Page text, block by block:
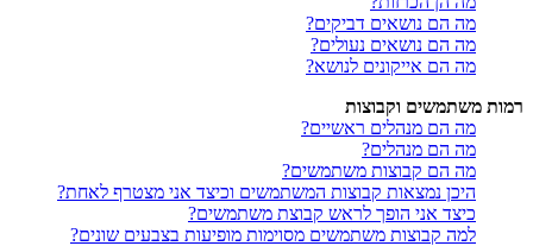
מה הם נושאים דביקים?
מה הם נושאים נעולים?
מה הם אייקונים לנושא?
רמות משתמשים וקבוצות
מה הם מנהלים ראשיים?
מה הם מנהלים?
מה הם קבוצות משתמשים?
היכן נמצאות קבוצות המשתמשים וכיצד אני מצטרף לאחת?
כיצד אני הופך לראש קבוצת משתמשים?
למה קבוצות משתמשים מסוימות מופיעות בצבעים שונים?